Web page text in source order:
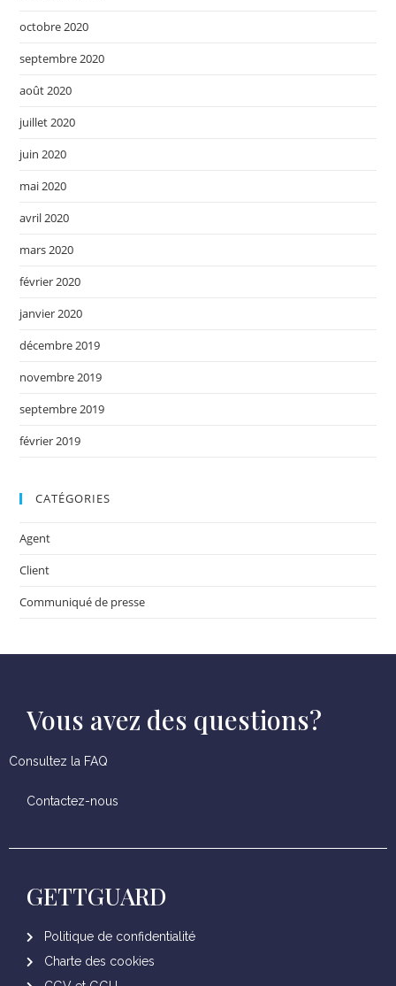
octobre 2020
septembre 2020
août 2020
juillet 2020
juin 2020
mai 2020
avril 2020
mars 2020
février 2020
janvier 2020
décembre 2019
novembre 2019
septembre 2019
février 2019
CATÉGORIES
Agent
Client
Communiqué de presse
Vous avez des questions?
Consultez la FAQ
Contactez-nous
GETTGUARD
Politique de confidentialité
Charte des cookies